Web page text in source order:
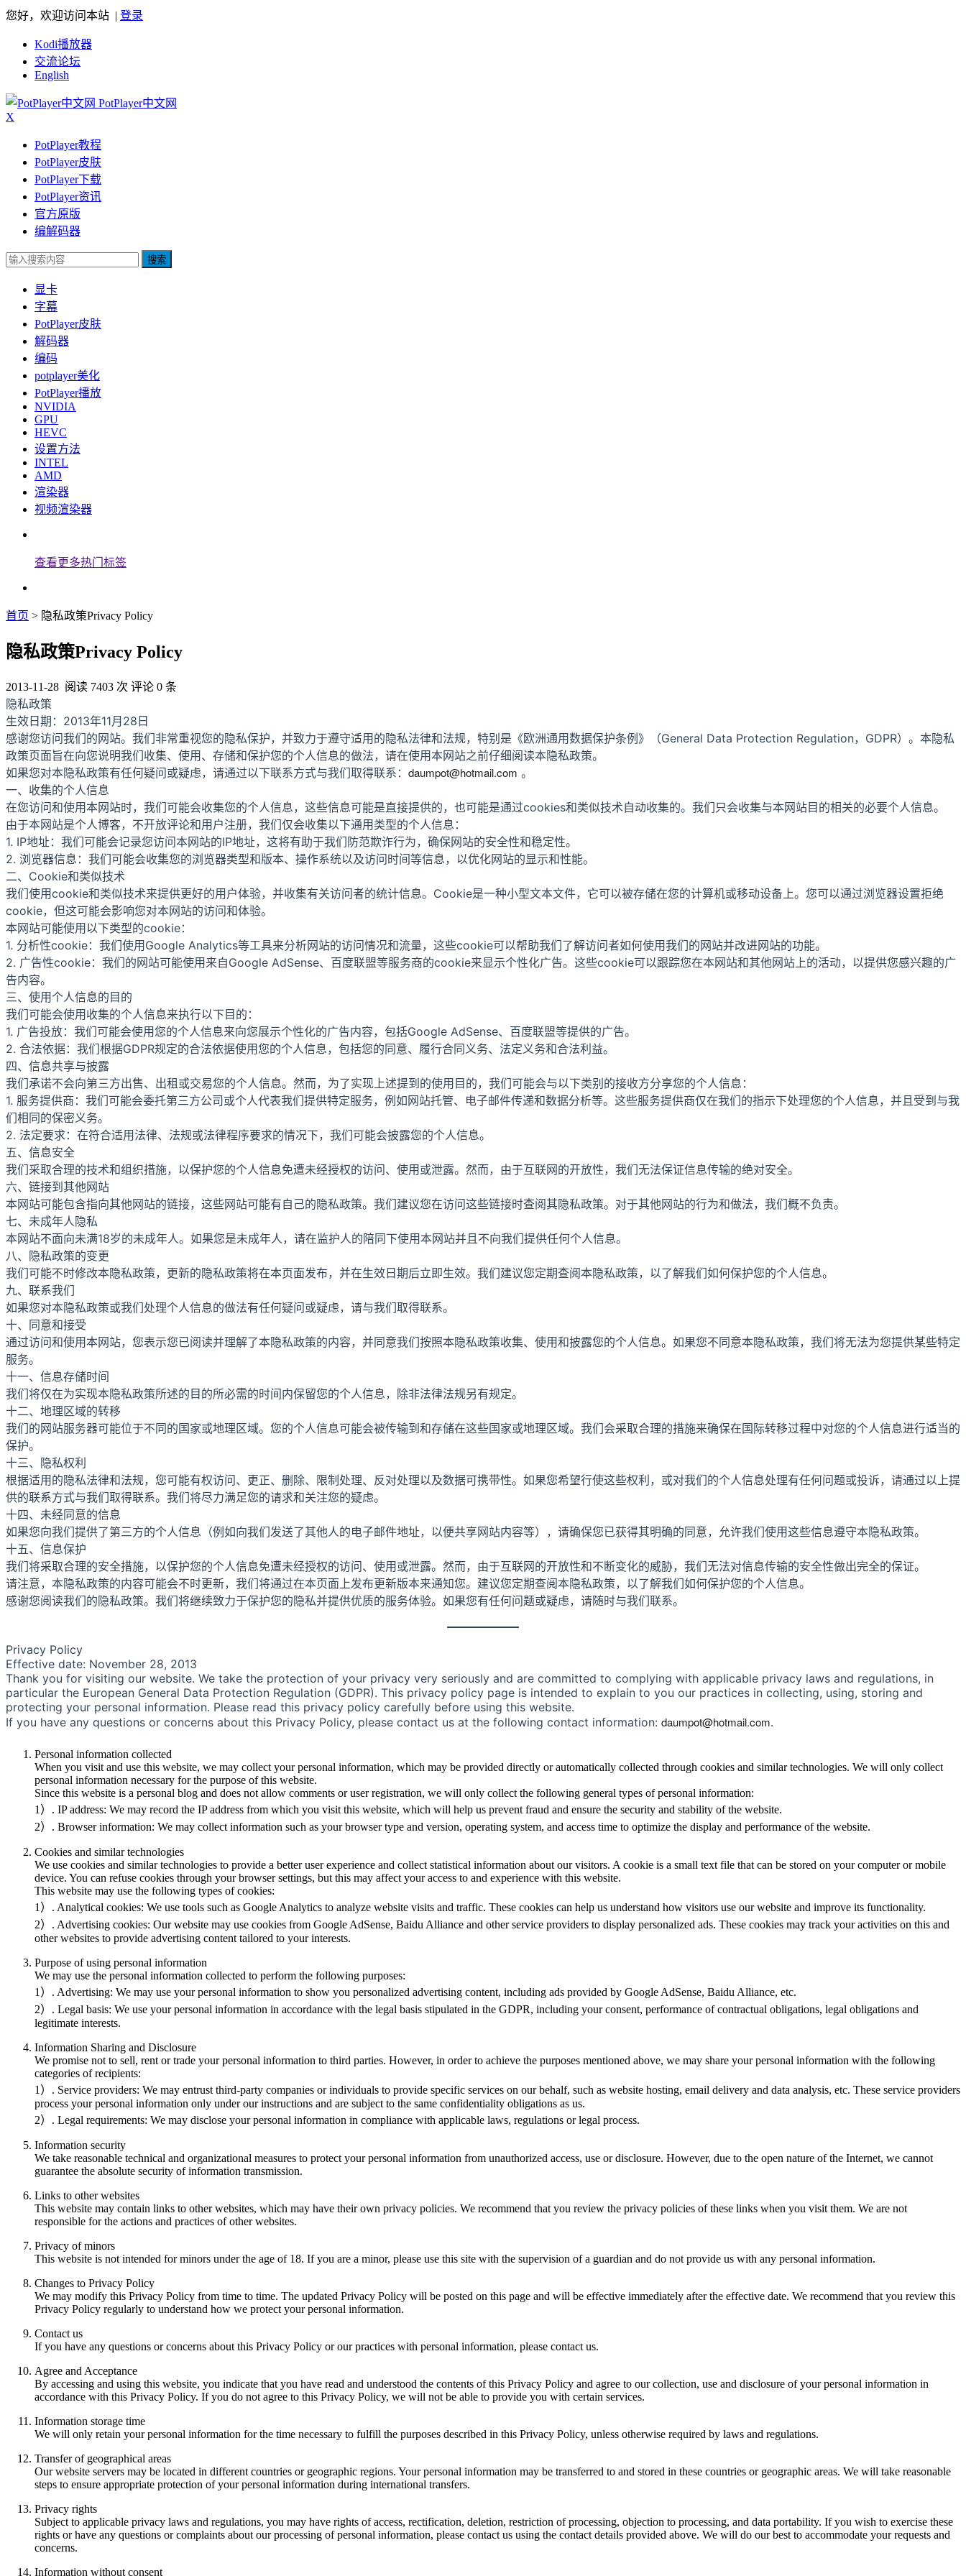
您好，欢迎访问本站 | 登录
Kodi播放器
交流论坛
English
PotPlayer中文网
X
PotPlayer教程
PotPlayer皮肤
PotPlayer下载
PotPlayer资讯
官方原版
编解码器
搜索
显卡
字幕
PotPlayer皮肤
解码器
编码
potplayer美化
PotPlayer播放
NVIDIA
GPU
HEVC
设置方法
INTEL
AMD
渲染器
视频渲染器
查看更多热门标签
首页 > 隐私政策Privacy Policy
隐私政策Privacy Policy
2013-11-28 阅读 7403 次 评论 0 条
隐私政策
生效日期：2013年11月28日
感谢您访问我们的网站。我们非常重视您的隐私保护，并致力于遵守适用的隐私法律和法规，特别是《欧洲通用数据保护条例》（General Data Protection Regulation，GDPR）。本隐私
政策页面旨在向您说明我们收集、使用、存储和保护您的个人信息的做法，请在使用本网站之前仔细阅读本隐私政策。
如果您对本隐私政策有任何疑问或疑虑，请通过以下联系方式与我们取得联系： daumpot@hotmail.com 。
一、收集的个人信息
在您访问和使用本网站时，我们可能会收集您的个人信息，这些信息可能是直接提供的，也可能是通过cookies和类似技术自动收集的。我们只会收集与本网站目的相关的必要个人信息。
由于本网站是个人博客，不开放评论和用户注册，我们仅会收集以下通用类型的个人信息：
1. IP地址：我们可能会记录您访问本网站的IP地址，这将有助于我们防范欺诈行为，确保网站的安全性和稳定性。
2. 浏览器信息：我们可能会收集您的浏览器类型和版本、操作系统以及访问时间等信息，以优化网站的显示和性能。
二、Cookie和类似技术
我们使用cookie和类似技术来提供更好的用户体验，并收集有关访问者的统计信息。Cookie是一种小型文本文件，它可以被存储在您的计算机或移动设备上。您可以通过浏览器设置拒绝
cookie，但这可能会影响您对本网站的访问和体验。
本网站可能使用以下类型的cookie：
1. 分析性cookie：我们使用Google Analytics等工具来分析网站的访问情况和流量，这些cookie可以帮助我们了解访问者如何使用我们的网站并改进网站的功能。
2. 广告性cookie：我们的网站可能使用来自Google AdSense、百度联盟等服务商的cookie来显示个性化广告。这些cookie可以跟踪您在本网站和其他网站上的活动，以提供您感兴趣的广
告内容。
三、使用个人信息的目的
我们可能会使用收集的个人信息来执行以下目的：
1. 广告投放：我们可能会使用您的个人信息来向您展示个性化的广告内容，包括Google AdSense、百度联盟等提供的广告。
2. 合法依据：我们根据GDPR规定的合法依据使用您的个人信息，包括您的同意、履行合同义务、法定义务和合法利益。
四、信息共享与披露
我们承诺不会向第三方出售、出租或交易您的个人信息。然而，为了实现上述提到的使用目的，我们可能会与以下类别的接收方分享您的个人信息：
1. 服务提供商：我们可能会委托第三方公司或个人代表我们提供特定服务，例如网站托管、电子邮件传递和数据分析等。这些服务提供商仅在我们的指示下处理您的个人信息，并且受到与我
们相同的保密义务。
2. 法定要求：在符合适用法律、法规或法律程序要求的情况下，我们可能会披露您的个人信息。
五、信息安全
我们采取合理的技术和组织措施，以保护您的个人信息免遭未经授权的访问、使用或泄露。然而，由于互联网的开放性，我们无法保证信息传输的绝对安全。
六、链接到其他网站
本网站可能包含指向其他网站的链接，这些网站可能有自己的隐私政策。我们建议您在访问这些链接时查阅其隐私政策。对于其他网站的行为和做法，我们概不负责。
七、未成年人隐私
本网站不面向未满18岁的未成年人。如果您是未成年人，请在监护人的陪同下使用本网站并且不向我们提供任何个人信息。
八、隐私政策的变更
我们可能不时修改本隐私政策，更新的隐私政策将在本页面发布，并在生效日期后立即生效。我们建议您定期查阅本隐私政策，以了解我们如何保护您的个人信息。
九、联系我们
如果您对本隐私政策或我们处理个人信息的做法有任何疑问或疑虑，请与我们取得联系。
十、同意和接受
通过访问和使用本网站，您表示您已阅读并理解了本隐私政策的内容，并同意我们按照本隐私政策收集、使用和披露您的个人信息。如果您不同意本隐私政策，我们将无法为您提供某些特定
服务。
十一、信息存储时间
我们将仅在为实现本隐私政策所述的目的所必需的时间内保留您的个人信息，除非法律法规另有规定。
十二、地理区域的转移
我们的网站服务器可能位于不同的国家或地理区域。您的个人信息可能会被传输到和存储在这些国家或地理区域。我们会采取合理的措施来确保在国际转移过程中对您的个人信息进行适当的
保护。
十三、隐私权利
根据适用的隐私法律和法规，您可能有权访问、更正、删除、限制处理、反对处理以及数据可携带性。如果您希望行使这些权利，或对我们的个人信息处理有任何问题或投诉，请通过以上提
供的联系方式与我们取得联系。我们将尽力满足您的请求和关注您的疑虑。
十四、未经同意的信息
如果您向我们提供了第三方的个人信息（例如向我们发送了其他人的电子邮件地址，以便共享网站内容等），请确保您已获得其明确的同意，允许我们使用这些信息遵守本隐私政策。
十五、信息保护
我们将采取合理的安全措施，以保护您的个人信息免遭未经授权的访问、使用或泄露。然而，由于互联网的开放性和不断变化的威胁，我们无法对信息传输的安全性做出完全的保证。
请注意，本隐私政策的内容可能会不时更新，我们将通过在本页面上发布更新版本来通知您。建议您定期查阅本隐私政策，以了解我们如何保护您的个人信息。
感谢您阅读我们的隐私政策。我们将继续致力于保护您的隐私并提供优质的服务体验。如果您有任何问题或疑虑，请随时与我们联系。
Privacy Policy
Effective date: November 28, 2013
Thank you for visiting our website. We take the protection of your privacy very seriously and are committed to complying with applicable privacy laws and regulations, in
particular the European General Data Protection Regulation (GDPR). This privacy policy page is intended to explain to you our practices in collecting, using, storing and
protecting your personal information. Please read this privacy policy carefully before using this website.
If you have any questions or concerns about this Privacy Policy, please contact us at the following contact information: daumpot@hotmail.com.
Personal information collected
When you visit and use this website, we may collect your personal information, which may be provided directly or automatically collected through cookies and similar technologies. We will only collect
personal information necessary for the purpose of this website.
Since this website is a personal blog and does not allow comments or user registration, we will only collect the following general types of personal information:
1）. IP address: We may record the IP address from which you visit this website, which will help us prevent fraud and ensure the security and stability of the website.
2）. Browser information: We may collect information such as your browser type and version, operating system, and access time to optimize the display and performance of the website.
Cookies and similar technologies
We use cookies and similar technologies to provide a better user experience and collect statistical information about our visitors. A cookie is a small text file that can be stored on your computer or mobile
device. You can refuse cookies through your browser settings, but this may affect your access to and experience with this website.
This website may use the following types of cookies:
1）. Analytical cookies: We use tools such as Google Analytics to analyze website visits and traffic. These cookies can help us understand how visitors use our website and improve its functionality.
2）. Advertising cookies: Our website may use cookies from Google AdSense, Baidu Alliance and other service providers to display personalized ads. These cookies may track your activities on this and
other websites to provide advertising content tailored to your interests.
Purpose of using personal information
We may use the personal information collected to perform the following purposes:
1）. Advertising: We may use your personal information to show you personalized advertising content, including ads provided by Google AdSense, Baidu Alliance, etc.
2）. Legal basis: We use your personal information in accordance with the legal basis stipulated in the GDPR, including your consent, performance of contractual obligations, legal obligations and
legitimate interests.
Information Sharing and Disclosure
We promise not to sell, rent or trade your personal information to third parties. However, in order to achieve the purposes mentioned above, we may share your personal information with the following
categories of recipients:
1）. Service providers: We may entrust third-party companies or individuals to provide specific services on our behalf, such as website hosting, email delivery and data analysis, etc. These service providers
process your personal information only under our instructions and are subject to the same confidentiality obligations as us.
2）. Legal requirements: We may disclose your personal information in compliance with applicable laws, regulations or legal process.
Information security
We take reasonable technical and organizational measures to protect your personal information from unauthorized access, use or disclosure. However, due to the open nature of the Internet, we cannot
guarantee the absolute security of information transmission.
Links to other websites
This website may contain links to other websites, which may have their own privacy policies. We recommend that you review the privacy policies of these links when you visit them. We are not
responsible for the actions and practices of other websites.
Privacy of minors
This website is not intended for minors under the age of 18. If you are a minor, please use this site with the supervision of a guardian and do not provide us with any personal information.
Changes to Privacy Policy
We may modify this Privacy Policy from time to time. The updated Privacy Policy will be posted on this page and will be effective immediately after the effective date. We recommend that you review this
Privacy Policy regularly to understand how we protect your personal information.
Contact us
If you have any questions or concerns about this Privacy Policy or our practices with personal information, please contact us.
Agree and Acceptance
By accessing and using this website, you indicate that you have read and understood the contents of this Privacy Policy and agree to our collection, use and disclosure of your personal information in
accordance with this Privacy Policy. If you do not agree to this Privacy Policy, we will not be able to provide you with certain services.
Information storage time
We will only retain your personal information for the time necessary to fulfill the purposes described in this Privacy Policy, unless otherwise required by laws and regulations.
Transfer of geographical areas
Our website servers may be located in different countries or geographic regions. Your personal information may be transferred to and stored in these countries or geographic areas. We will take reasonable
steps to ensure appropriate protection of your personal information during international transfers.
Privacy rights
Subject to applicable privacy laws and regulations, you may have rights of access, rectification, deletion, restriction of processing, objection to processing, and data portability. If you wish to exercise these
rights or have any questions or complaints about our processing of personal information, please contact us using the contact details provided above. We will do our best to accommodate your requests and
concerns.
Information without consent